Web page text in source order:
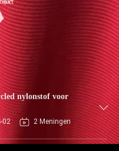
nylonstof voor
02 2 Meningen